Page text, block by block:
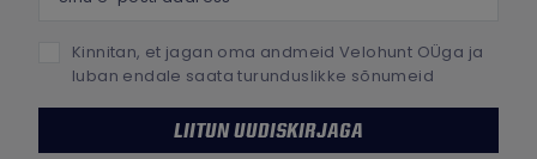
Kinnitan, et jagan oma andmeid Velohunt OÜga ja
luban endale saata turunduslikke sõnumeid
LIITUN UUDISKIRJAGA